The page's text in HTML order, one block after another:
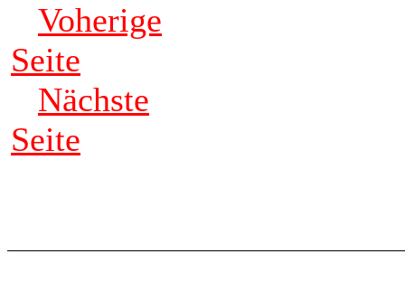
Voherige
Seite
Nächste
Seite